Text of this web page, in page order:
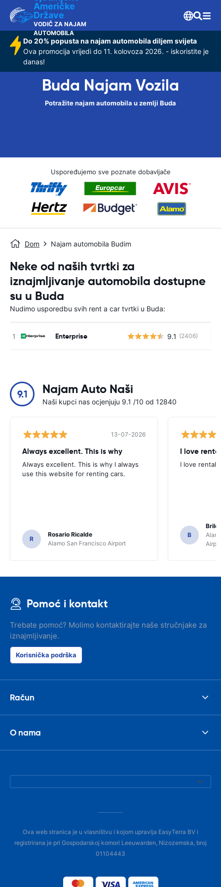
Američke
Države
VODIČ ZA NAJAM
AUTOMOBILA
Do 20% popusta na najam automobila diljem svijeta
Ova promocija vrijedi do 11. kolovoza 2026. - iskoristite je
danas!
Buda Najam Vozila
Potražite najam automobila u zemlji Buda
Uspoređujemo sve poznate dobavljače
Dom Najam automobila Budim
Neke od naših tvrtki za
iznajmljivanje automobila dostupne
su u Buda
Nudimo usporedbu svih rent a car tvrtki u Buda:
Enterprise 9.1 (2406)
9.1 Najam Auto Naši
Naši kupci nas ocjenjuju 9.1 /10 od 12840
13-07-2026
Always excellent. This is why
Always excellent. This is why I always
use this website for renting cars.
R
Rosario Ricalde
Alamo San Francisco Airport
I love
I love rental
B
Pomoć i kontakt
Trebate pomoć? Molimo kontaktirajte naše stručnjake za
iznajmljivanje.
Korisnička podrška
Račun
O nama
Ova web stranica je u vlasništvu i kojom upravlja EasyTerra BV i
registrirana je pri Gospodarskoj komori Leeuwarden, Nizozemska, broj
01104443